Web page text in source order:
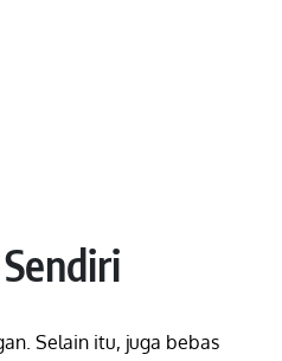
Selain itu, juga bebas